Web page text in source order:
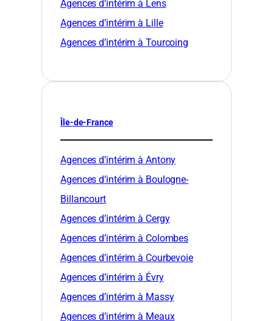
Agences d’intérim à Lens
Agences d’intérim à Lille
Agences d’intérim à Tourcoing
Île-de-France
Agences d’intérim à Antony
Agences d’intérim à Boulogne-
Billancourt
Agences d’intérim à Cergy
Agences d’intérim à Colombes
Agences d’intérim à Courbevoie
Agences d’intérim à Évry
Agences d’intérim à Massy
Agences d’intérim à Meaux